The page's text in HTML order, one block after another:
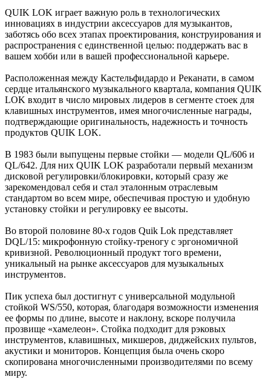
QUIK LOK играет важную роль в технологических
инновациях в индустрии аксессуаров для музыкантов,
заботясь обо всех этапах проектирования, конструирования и
распространения с единственной целью: поддержать вас в
вашем хобби или в вашей профессиональной карьере.
Расположенная между Кастельфидардо и Реканати, в самом
сердце итальянского музыкального квартала, компания QUIK
LOK входит в число мировых лидеров в сегменте стоек для
клавишных инструментов, имея многочисленные награды,
подтверждающие оригинальность, надежность и точность
продуктов QUIK LOK.
В 1983 были выпущены первые стойки — модели QL/606 и
QL/642. Для них QUIK LOK разработали первый механизм
дисковой регулировки/блокировки, который сразу же
зарекомендовал себя и стал эталонным отраслевым
стандартом во всем мире, обеспечивая простую и удобную
установку стойки и регулировку ее высоты.
Во второй половине 80-х годов Quik Lok представляет
DQL/15: микрофонную стойку-треногу с эргономичной
кривизной. Революционный продукт того времени,
уникальный на рынке аксессуаров для музыкальных
инструментов.
Пик успеха был достигнут с универсальной модульной
стойкой WS/550, которая, благодаря возможности изменения
ее формы по длине, высоте и наклону, вскоре получила
прозвище «хамелеон». Стойка подходит для рэковых
инструментов, клавишных, микшеров, диджейских пультов,
акустики и мониторов. Концепция была очень скоро
скопирована многочисленными производителями по всему
миру.